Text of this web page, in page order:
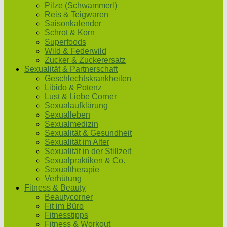
Pilze (Schwammerl)
Reis & Teigwaren
Saisonkalender
Schrot & Korn
Superfoods
Wild & Federwild
Zucker & Zuckerersatz
Sexualität & Partnerschaft
Geschlechtskrankheiten
Libido & Potenz
Lust & Liebe Corner
Sexualaufklärung
Sexualleben
Sexualmedizin
Sexualität & Gesundheit
Sexualität im Alter
Sexualität in der Stillzeit
Sexualpraktiken & Co.
Sexualtherapie
Verhütung
Fitness & Beauty
Beautycorner
Fit im Büro
Fitnesstipps
Fitness & Workout